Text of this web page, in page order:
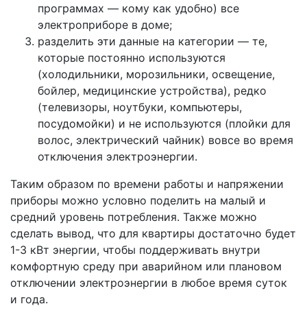
программах — кому как удобно) все
электроприборе в доме;
разделить эти данные на категории — те,
которые постоянно используются
(холодильники, морозильники, освещение,
бойлер, медицинские устройства), редко
(телевизоры, ноутбуки, компьютеры,
посудомойки) и не используются (плойки для
волос, электрический чайник) вовсе во время
отключения электроэнергии.
Таким образом по времени работы и напряжении
приборы можно условно поделить на малый и
средний уровень потребления. Также можно
сделать вывод, что для квартиры достаточно будет
1-3 кВт энергии, чтобы поддерживать внутри
комфортную среду при аварийном или плановом
отключении электроэнергии в любое время суток
и года.